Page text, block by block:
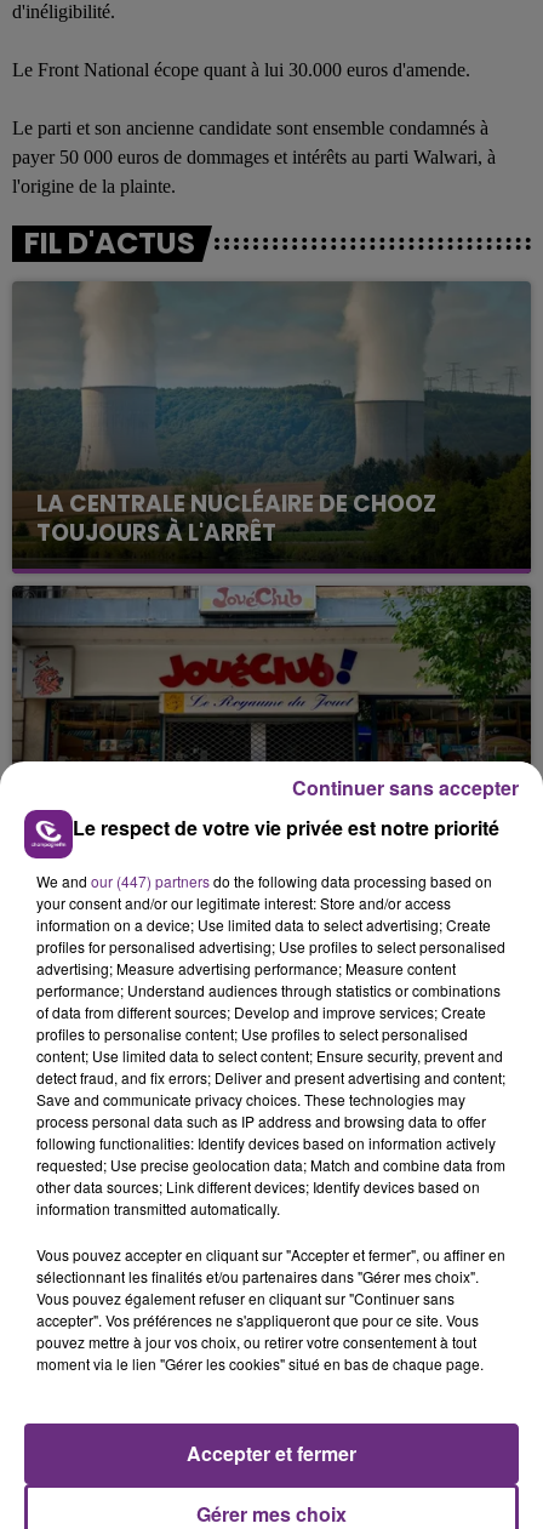
d'inéligibilité.
Le Front National écope quant à lui 30.000 euros d'amende.
Le parti et son ancienne candidate sont ensemble condamnés à
payer 50 000 euros de dommages et intérêts au parti Walwari, à
l'origine de la plainte.
FIL D'ACTUS
LA CENTRALE NUCLÉAIRE DE CHOOZ
TOUJOURS À L'ARRÊT
Cela fait déjà une semaine que la centrale
nucléaire ardennaise est à l'arrêt. Une situation
justifiée par la sécheresse intense qui est toujours
présente.
LE MAGASIN JOUÉCLUB DE REIMS FERME
SES PORTES
C'était l'une des institutions du centre-ville
rémois. Le magasin JouéClub est contraint de
fermer ses portes.
TITRES DIFFUSÉS
14h00
14h00
PIERRE DE MAERE
Je Pense A Vous
13h57
13h57
ALEX WARREN
Ordinary
13h49
13h49 13h46
13h46
Le respect de votre vie privée est notre priorité
We and our (447) partnersdo the following data processing based on
your consent and/or our legitimate interest: Store and/or access
information on a device; Use limited data to select advertising; Create
profiles for personalised advertising; Use profiles to select personalised
advertising; Measure advertising performance; Measure content
performance; Understand audiences through statistics or combinations
of data from different sources; Develop and improve services; Create
profiles to personalise content; Use profiles to select personalised
content; Use limited data to select content; Ensure security, prevent and
detect fraud, and fix errors; Deliver and present advertising and content;
Save and communicate privacy choices. These technologies may
process personal data such as IP address and browsing data to offer
following functionalities: Identify devices based on information actively
requested; Use precise geolocation data; Match and combine data from
other data sources; Link different devices; Identify devices based on
information transmitted automatically.
Vous pouvez accepter en cliquant sur "Accepter et fermer", ou affiner en
sélectionnant les finalités et/ou partenaires dans "Gérer mes choix".
Vous pouvez également refuser en cliquant sur "Continuer sans
accepter". Vos préférences ne s'appliqueront que pour ce site. Vous
pouvez mettre à jour vos choix, ou retirer votre consentement à tout
moment via le lien "Gérer les cookies" situé en bas de chaque page.
Gérer mes choix
Accepter et fermer
Continuer sans accepter